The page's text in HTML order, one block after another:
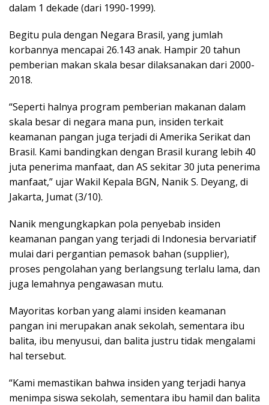
dalam 1 dekade (dari 1990-1999).
Begitu pula dengan Negara Brasil, yang jumlah
korbannya mencapai 26.143 anak. Hampir 20 tahun
pemberian makan skala besar dilaksanakan dari 2000-
2018.
“Seperti halnya program pemberian makanan dalam
skala besar di negara mana pun, insiden terkait
keamanan pangan juga terjadi di Amerika Serikat dan
Brasil. Kami bandingkan dengan Brasil kurang lebih 40
juta penerima manfaat, dan AS sekitar 30 juta penerima
manfaat,” ujar Wakil Kepala BGN, Nanik S. Deyang, di
Jakarta, Jumat (3/10).
Nanik mengungkapkan pola penyebab insiden
keamanan pangan yang terjadi di Indonesia bervariatif
mulai dari pergantian pemasok bahan (supplier),
proses pengolahan yang berlangsung terlalu lama, dan
juga lemahnya pengawasan mutu.
Mayoritas korban yang alami insiden keamanan
pangan ini merupakan anak sekolah, sementara ibu
balita, ibu menyusui, dan balita justru tidak mengalami
hal tersebut.
“Kami memastikan bahwa insiden yang terjadi hanya
menimpa siswa sekolah, sementara ibu hamil dan balita